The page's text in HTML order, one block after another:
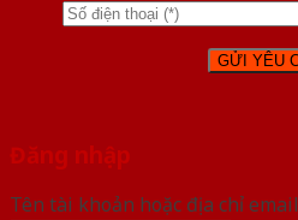
Đăng nhập
Tên tài khoản hoặc địa chỉ email